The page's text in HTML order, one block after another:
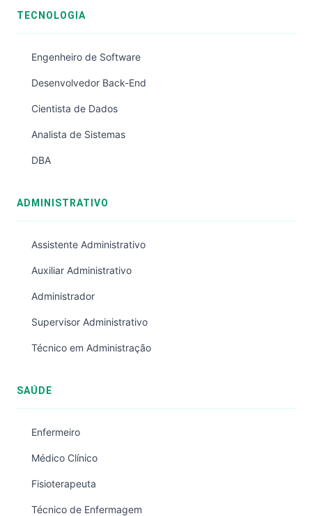
TECNOLOGIA
Engenheiro de Software
Desenvolvedor Back-End
Cientista de Dados
Analista de Sistemas
DBA
ADMINISTRATIVO
Assistente Administrativo
Auxiliar Administrativo
Administrador
Supervisor Administrativo
Técnico em Administração
SAÚDE
Enfermeiro
Médico Clínico
Fisioterapeuta
Técnico de Enfermagem